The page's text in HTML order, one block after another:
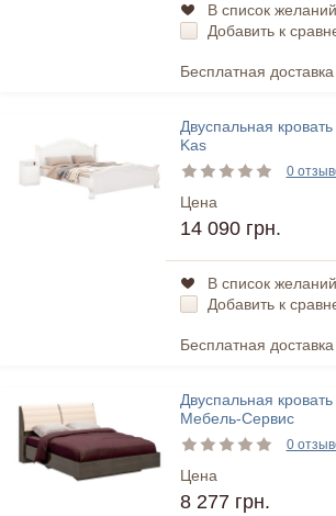
В список
Добавить к
Бесплатная доставка
Двуспальная
Kas
0
Цена
14 090 грн.
В список
Добавить к
Бесплатная доставка
Двуспальная
Мебель-Сервис
0
Цена
8 277 грн.